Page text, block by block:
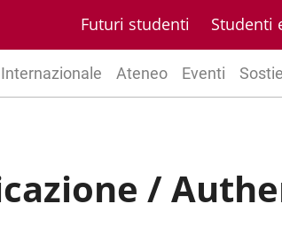
Futuri studenti Studenti
Internazionale Ateneo Eventi
/